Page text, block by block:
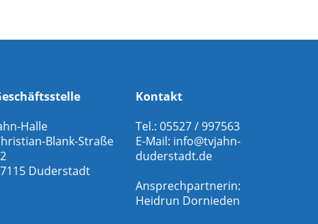
Halle
Blank-Straße
Duderstadt
Kontakt
Tel.: 05527 / 997563
E-Mail: info@tvjahn-
duderstadt.de
Ansprechpartnerin:
Heidrun Dornieden